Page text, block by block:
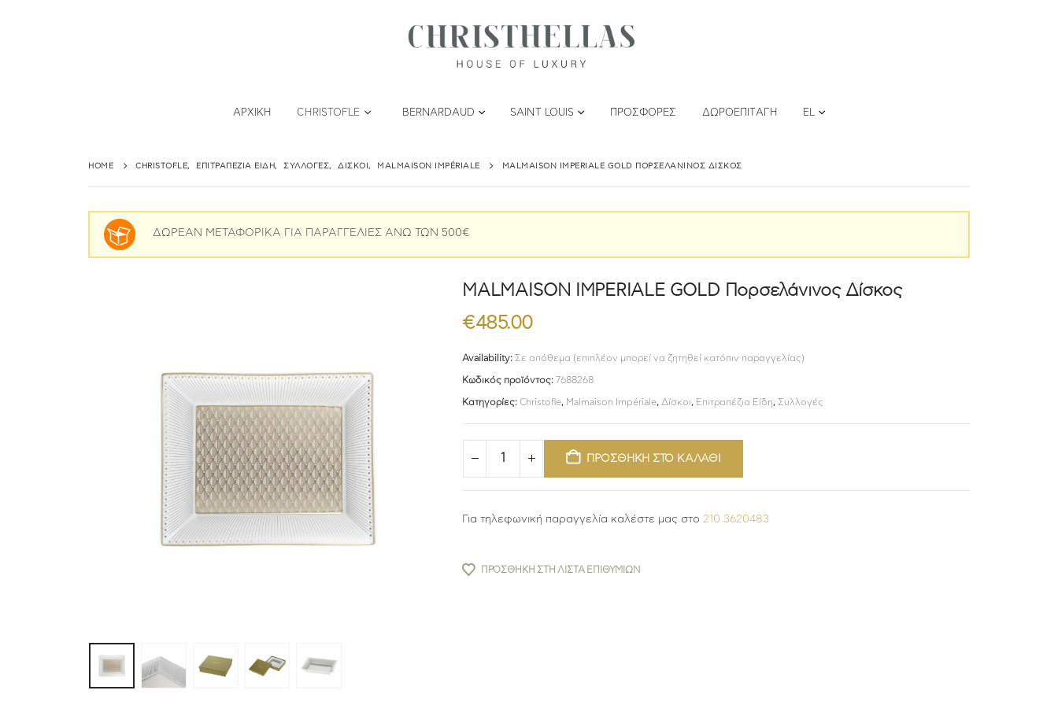
ΑΡΧΙΚΉ CHRISTOFLE BERNARDAUD SAINT LOUIS ΠΡΟΣΦΟΡΈΣ ΔΩΡΟΕΠΙΤΑΓΉ EL
HOME CHRISTOFLE, ΕΠΙΤΡΑΠΈΖΙΑ ΕΊΔΗ, ΣΥΛΛΟΓΈΣ, ΔΊΣΚΟΙ , MALMAISON IMPÉRIALE MALMAISON IMPERIALE GOLD ΠΟΡΣΕΛΆΝΙΝΟΣ ΔΊΣΚΟΣ
ΔΩΡΕΑΝ ΜΕΤΑΦΟΡΙΚΑ ΓΙΑ ΠΑΡΑΓΓΕΛΙΕΣ ΑΝΩ ΤΩΝ 500€
MALMAISON IMPERIALE GOLD Πορσελάνινος Δίσκος
€485.00
Availability: Σε απόθεμα (επιπλέον μπορεί να ζητηθεί κατόπιν παραγγελίας)
Κωδικός προϊόντος: 7688268
Κατηγορίες: Christofle, Malmaison Impériale, Δίσκοι, Επιτραπέζια Είδη, Συλλογές
ΠΡΟΣΘΗΚΗ ΣΤΟ ΚΑΛΑΘΙ
Για τηλεφωνική παραγγελία καλέστε μας στο 210 3620483
ΠΡΟΣΘΉΚΗ ΣΤΗ ΛΊΣΤΑ ΕΠΙΘΥΜΙΏΝ